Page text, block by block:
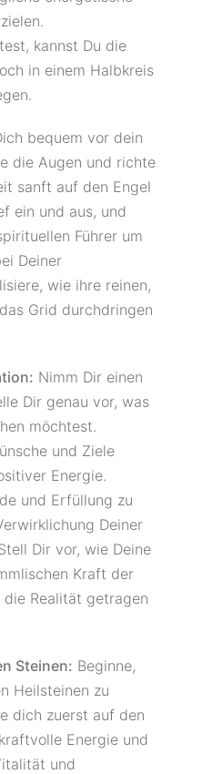
kannst Du die
in einem Halbkreis
bequem vor dein
die Augen und richte
sanft auf den Engel
ein und aus, und
Führer um
Deiner
wie ihre reinen,
Grid durchdringen
Nimm Dir einen
Dir genau vor, was
möchtest.
und Ziele
Energie.
und Erfüllung zu
Deiner
Dir vor, wie Deine
Kraft der
Realität getragen
Steinen: Beginne,
Heilsteinen zu
dich zuerst auf den
Energie und
und